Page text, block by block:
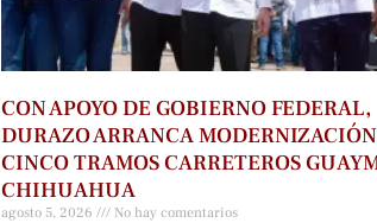
CON APOYO DE GOBIERNO FEDERAL,
DURAZO ARRANCA
CINCO TRAMOS CARRETEROS
CHIHUAHUA
agosto 5, 2026 No hay comentarios